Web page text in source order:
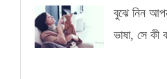
বুঝে নিন
ভাষা, সে কী